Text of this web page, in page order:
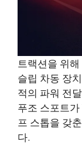
트랙션을 위
슬립 차동 장
적의 파워 전
푸조 스포트
프 스톱을 갖
다.